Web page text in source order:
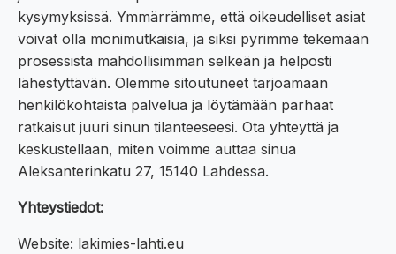
kysymyksissä. Ymmärrämme, että oikeudelliset asiat
voivat olla monimutkaisia, ja siksi pyrimme tekemään
prosessista mahdollisimman selkeän ja helposti
lähestyttävän. Olemme sitoutuneet tarjoamaan
henkilökohtaista palvelua ja löytämään parhaat
ratkaisut juuri sinun tilanteeseesi. Ota yhteyttä ja
keskustellaan, miten voimme auttaa sinua
Aleksanterinkatu 27, 15140 Lahdessa.
Yhteystiedot:
Website: lakimies-lahti.eu